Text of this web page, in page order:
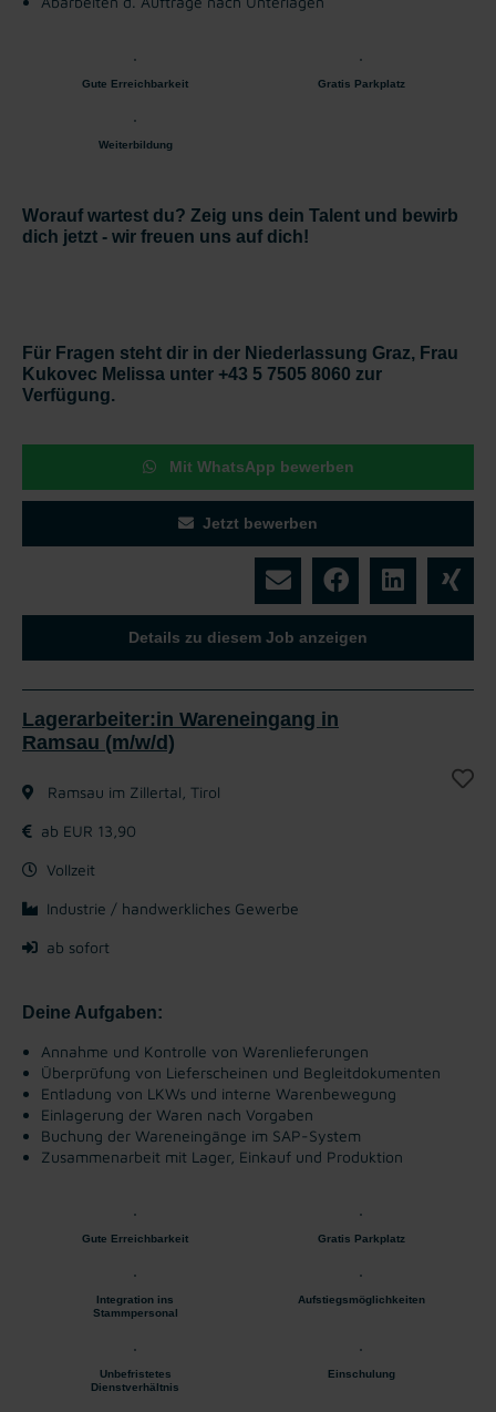
Gute Erreichbarkeit Gratis Parkplatz
Weiterbildung
Worauf wartest du? Zeig uns dein Talent und bewirb
dich jetzt - wir freuen uns auf dich!
Für Fragen steht dir in der Niederlassung Graz, Frau
Kukovec Melissa unter +43 5 7505 8060 zur
Verfügung.
Mit WhatsApp bewerben
Jetzt bewerben
Details zu diesem Job anzeigen
Lagerarbeiter:in Wareneingang in
Ramsau (m/w/d)
Ramsau im Zillertal, Tirol
ab EUR 13,90
Vollzeit
Industrie / handwerkliches Gewerbe
ab sofort
Deine Aufgaben:
Annahme und Kontrolle von Warenlieferungen
Überprüfung von Lieferscheinen und Begleitdokumenten
Entladung von LKWs und interne Warenbewegung
Einlagerung der Waren nach Vorgaben
Buchung der Wareneingänge im SAP-System
Zusammenarbeit mit Lager, Einkauf und Produktion
Gute Erreichbarkeit Gratis Parkplatz
Integration ins
Stammpersonal
Aufstiegsmöglichkeiten
Unbefristetes
Dienstverhältnis
Einschulung